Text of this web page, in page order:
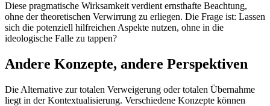
Diese pragmatische Wirksamkeit verdient ernsthafte Beachtung,
ohne der theoretischen Verwirrung zu erliegen. Die Frage ist: Lassen
sich die potenziell hilfreichen Aspekte nutzen, ohne in die
ideologische Falle zu tappen?
Andere Konzepte, andere Perspektiven
Die Alternative zur totalen Verweigerung oder totalen Übernahme
liegt in der Kontextualisierung. Verschiedene Konzepte können